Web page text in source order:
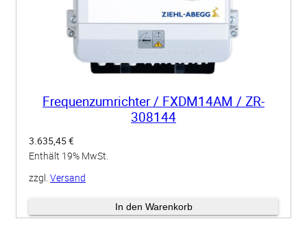
Frequenzumrichter / FXDM14AM / ZR-
308144
3.635,45€
Enthält 19% MwSt.
zzgl. Versand
Lieferzeit: ca. 5 Werktage
In den Warenkorb